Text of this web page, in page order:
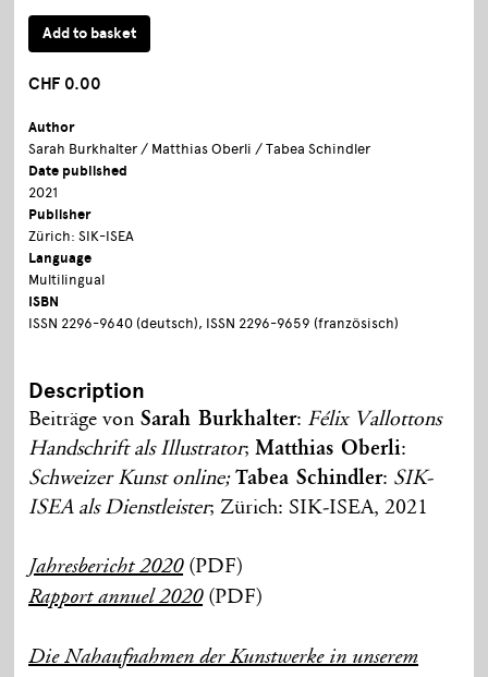
CHF 0.00
Author
Sarah Burkhalter / Matthias Oberli / Tabea Schindler
Date published
2021
Publisher
Zürich: SIK-ISEA
Language
Multilingual
ISBN
ISSN 2296-9640 (deutsch), ISSN 2296-9659 (französisch)
Description
Beiträge vonSarah Burkhalter: Félix Vallottons
Handschrift als Illustrator;Matthias Oberli:
Schweizer Kunst online; Tabea Schindler: SIK-
ISEA als Dienstleister; Zürich: SIK-ISEA, 2021
Jahresbericht 2020(PDF)
Rapport annuel 2020(PDF)
Die Nahaufnahmen der Kunstwerke in unserem